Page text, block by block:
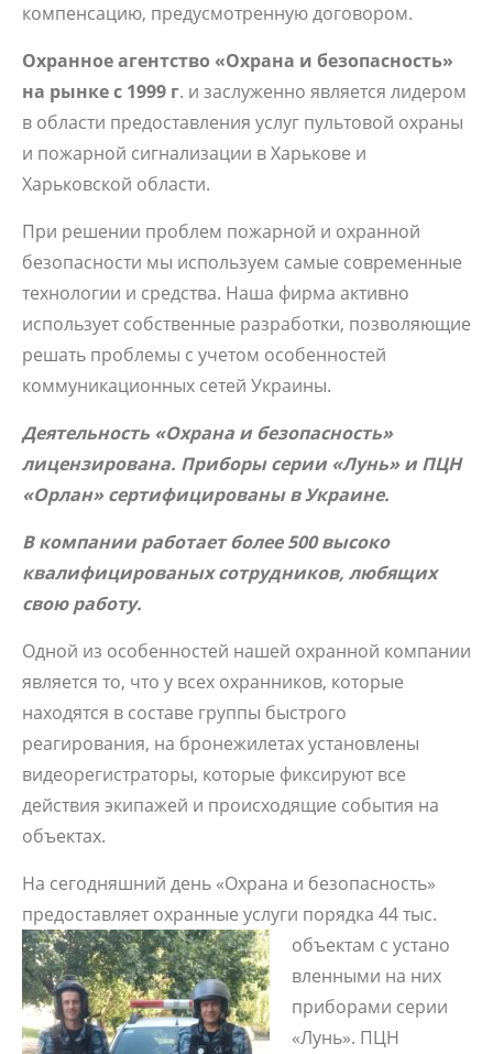
компенсацию, предусмотренную договором.
Охранное агентство «Охрана и безопасность»
на рынке с 1999 г. и заслуженно является лидером
в области предоставления услуг пультовой охраны
и пожарной сигнализации в Харькове и
Харьковской области.
При решении проблем пожарной и охранной
безопасности мы используем самые современные
технологии и средства. Наша фирма активно
использует собственные разработки, позволяющие
решать проблемы с учетом особенностей
коммуникационных сетей Украины.
Деятельность «Охрана и безопасность»
лицензирована. Приборы серии «Лунь» и ПЦН
«Орлан» сертифицированы в Украине.
В компании работает более 500 высоко
квалифицированых сотрудников, любящих
свою работу.
Одной из особенностей нашей охранной компании
является то, что у всех охранников, которые
находятся в составе группы быстрого
реагирования, на бронежилетах установлены
видеорегистраторы, которые фиксируют все
действия экипажей и происходящие события на
объектах.
На сегодняшний день «Охрана и безопасность»
предоставляет охранные услуги порядка 44 тыс.
объектам с устано
вленными на них
приборами серии
«Лунь». ПЦН